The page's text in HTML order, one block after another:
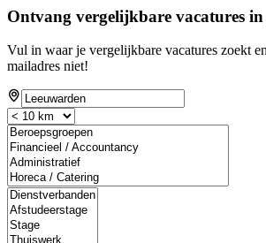
Ontvang vergelijkbare vacatures
Vul in waar je vergelijkbare vacatures zoekt
mailadres niet!